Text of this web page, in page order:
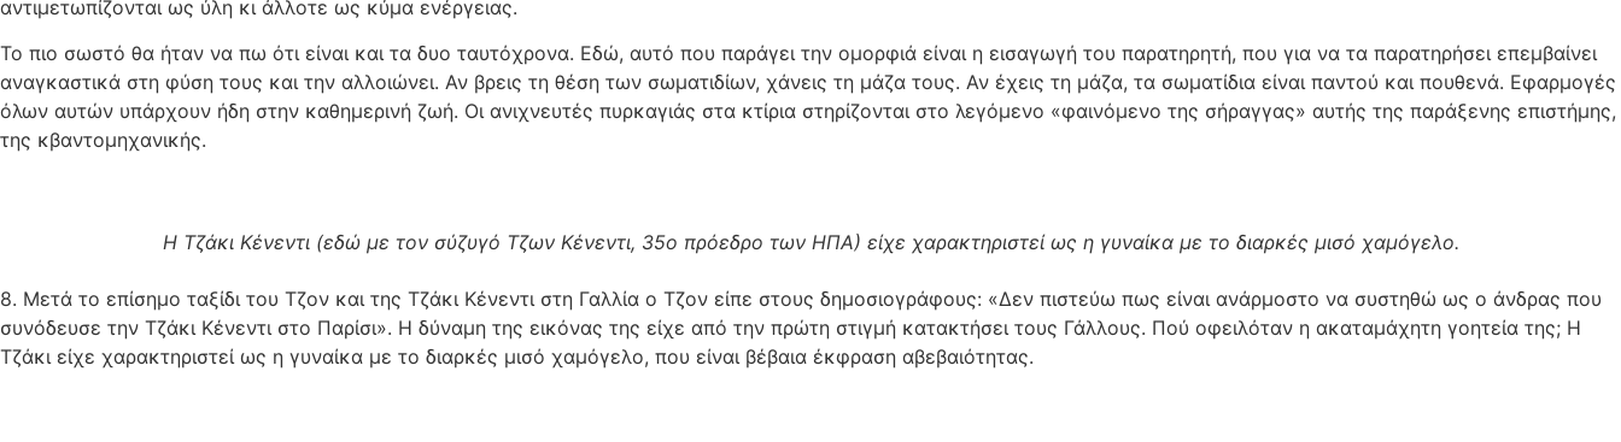
αντιμετωπίζονται ως ύλη κι άλλοτε ως κύμα ενέργειας.
Το πιο σωστό θα ήταν να πω ότι είναι και τα δυο ταυτόχρονα. Εδώ, αυτό που παράγει την ομορφιά είναι η εισαγωγή του παρατηρητή, που για να τα παρατηρήσει επεμβαίνει
αναγκαστικά στη φύση τους και την αλλοιώνει. Αν βρεις τη θέση των σωματιδίων, χάνεις τη μάζα τους. Αν έχεις τη μάζα, τα σωματίδια είναι παντού και πουθενά. Εφαρμογές
όλων αυτών υπάρχουν ήδη στην καθημερινή ζωή. Οι ανιχνευτές πυρκαγιάς στα κτίρια στηρίζονται στο λεγόμενο «φαινόμενο της σήραγγας» αυτής της παράξενης επιστήμης,
της κβαντομηχανικής.
Η Τζάκι Κένεντι (εδώ με τον σύζυγό Τζων Κένεντι, 35ο πρόεδρο των ΗΠΑ) είχε χαρακτηριστεί ως η γυναίκα με το διαρκές μισό χαμόγελο.
8. Μετά το επίσημο ταξίδι του Τζον και της Τζάκι Κένεντι στη Γαλλία ο Τζον είπε στους δημοσιογράφους: «Δεν πιστεύω πως είναι ανάρμοστο να συστηθώ ως ο άνδρας που
συνόδευσε την Τζάκι Κένεντι στο Παρίσι». Η δύναμη της εικόνας της είχε από την πρώτη στιγμή κατακτήσει τους Γάλλους. Πού οφειλόταν η ακαταμάχητη γοητεία της; Η
Τζάκι είχε χαρακτηριστεί ως η γυναίκα με το διαρκές μισό χαμόγελο, που είναι βέβαια έκφραση αβεβαιότητας.